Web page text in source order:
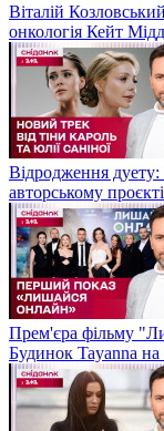
Віталій
онкологія Кейт
Відродження
авторському
Прем'єра фільму
Будинок Tayanna